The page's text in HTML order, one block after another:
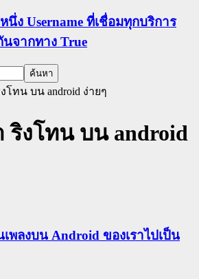
นึ่ง Username ที่เชื่อมทุกบริการ
นจากทาง True
โทน บน android ง่ายๆ
ริงโทน บน android
เพลงบน Android ของเราไปเป็น